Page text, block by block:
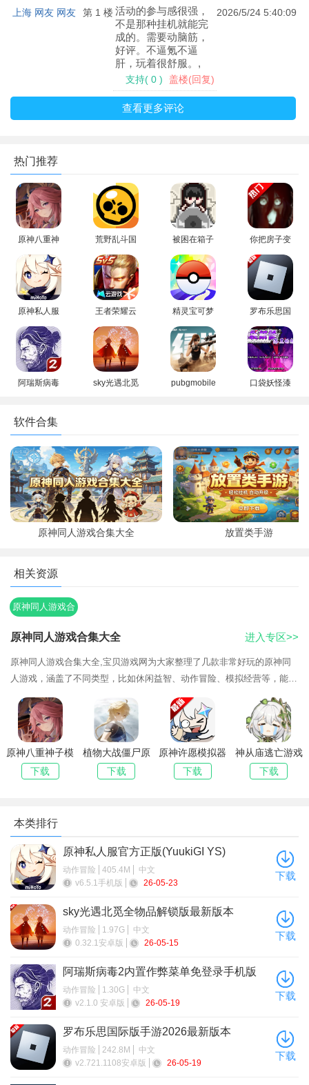
玩家可以在其中自由的切换不同视角，仰视、俯视等。
游戏优势
画面与音效：游戏画面精美，音效震撼，为玩家营造出一个
令人陶醉的幻想世界。
角色定制与互动：玩家可以购买不同的服装和配饰，为八重
神子打造独特的形象。同时，游戏还提供了丰富的互动玩法，如
触摸互动等，增加与角色的亲密程度。
多人联机：部分版本支持多人联机功能，玩家可以与好友组
队探索和战斗，共同挑战强敌和解决谜题。
游戏特色
1、开放世界的奇幻大陆，玩家可以自由探索各种地形、城镇
2、每个角色都有独特的技能和故事背景，玩家可以根据自己
的喜好选择并组建强大的队伍。
3、玩家需要合理运用角色的技能和元素互动，制定战术并灵
活应对不同的敌人和挑战。
游戏功能
1、与来自世界各地的玩家一起探索异世界，结交新朋友，共
同挑战强敌，体验真实的多人联机体验。
2、天气系统将直接影响战斗，雨天降低火系攻击力，阳光增
加光系法术威力，玩家需根据天气情况调整战术。
4、多种战斗方式，可以选择实时战斗，回合制战斗或策略战
斗等，根据个人喜好选择最适合自己的战斗风格。
原神八重神子模拟器最新版本更新内容
全新6.4.0版本「梦间见月明」现已推出！
【新角色】梦见月瑞希
「绮梦缱绻 · 梦见月瑞希(风)」，稻妻最出色的心理诊疗师，使用
法器的五星风元素角色。
【新活动】版本主题活动「三川游艺绮梦谭」、阶段性活动「游
逸旅闻 · 诗汇之章」、「剪影辑帧」、「异域鱼鱼追渔行动」、
「征战勇者淬炼之界」
某日，八重神子久违地寄来了一封书信。循着书信的指引，旅行
者与派蒙共同前往了稻妻的天守阁，共商一场祭典的要事…
第 1 楼
上海 网友 网友 2026/5/24 5:40:09
活动的参与感很强，
不是那种挂机就能完
成的。需要动脑筋，
好评。不逼氪不逼
肝，玩着很舒服。,
支持( 0 ) 盖楼(回复)
查看更多评论
热门推荐
原神八重神
子模拟器最
新版本
荒野乱斗国
际服下载官
方正版2026
被困在箱子
里的妹妹游
戏汉化版
(Trapped
Girls)
你把房子变
成了家汉化
版
(YouMakeT
hisHousea
Home)
原神私人服
官方正版
(YuukiGI
YS)
王者荣耀云
游戏官方正
版最新版
精灵宝可梦
go(Pokémo
n GO)下载
罗布乐思国
际版手游
2026最新版
本
阿瑞斯病毒
手机版
sky光遇北觅
pubgmobile
口袋妖怪漆
软件合集
原神同人游戏合集大全 放置类手游
相关资源
原神同人游戏合
原神同人游戏合集大全
原神同人游戏合集大全,宝贝游戏网为大家整理了几款非常好玩的原神同
人游戏，涵盖了不同类型，比如休闲益智、动作冒险、模拟经营等，能够
满足大家多样化的游戏需求，所有游戏都是玩家自制的，融入了原神中的
经典角色元
进入专区>>
原神八重神子模
拟器最新版本
下载
植物大战僵尸原
神版手游最新版
(原神大战丘丘
下载
原神许愿模拟器
(WackyWisher)
中文最新版本
下载
神从庙逃亡游戏
安卓最新版本
下载
本类排行
原神私人服官方正版(YuukiGI YS)
动作冒险 405.4M
中文
v6.5.1手机版
26-05-23
下载
sky光遇北觅全物品解锁版最新版本
动作冒险 1.97G
中文
0.32.1安卓版
26-05-15
下载
阿瑞斯病毒2内置作弊菜单免登录手机版
动作冒险 1.30G
中文
v2.1.0 安卓版
26-05-19
下载
罗布乐思国际版手游2026最新版本
动作冒险 242.8M
中文
v2.721.1108安卓版
26-05-19
下载